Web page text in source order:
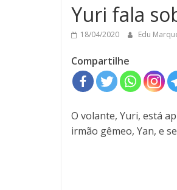
Yuri fala
18/04/2020 Edu
Compartilhe
O volante, Yuri, está
irmão gêmeo, Yan, e